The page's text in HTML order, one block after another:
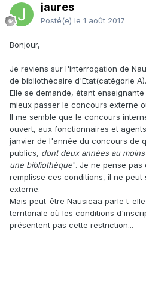
jaures
Posté(e) le 1 août 2017
Bonjour,
Je reviens sur l'interrogation de
de bibliothécaire d'Etat(catégorie A).
Elle se demande, étant
mieux passer le concours externe
Il me semble que le concours
ouvert, aux fonctionnaires et
janvier de l'année du concours de
publics, dont deux années au
une bibliothèque". Je ne pense
remplisse ces conditions, il ne
externe.
Mais peut-être Nausicaa parle t-
territoriale où les conditions
présentent pas cette restriction...